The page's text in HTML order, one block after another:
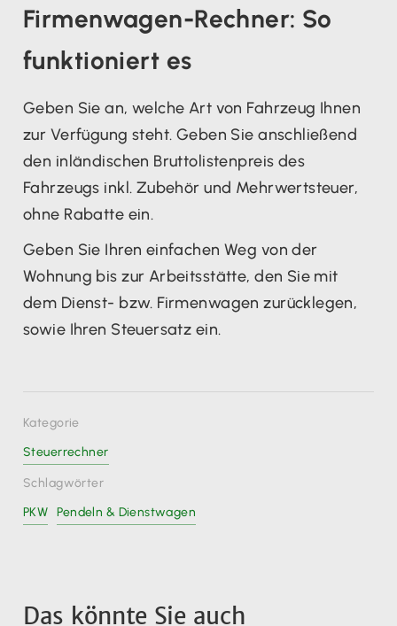
Firmenwagen-Rechner: So
funktioniert es
Geben Sie an, welche Art von Fahrzeug Ihnen
zur Verfügung steht. Geben Sie anschließend
den inländischen Bruttolistenpreis des
Fahrzeugs inkl. Zubehör und Mehrwertsteuer,
ohne Rabatte ein.
Geben Sie Ihren einfachen Weg von der
Wohnung bis zur Arbeitsstätte, den Sie mit
dem Dienst- bzw. Firmenwagen zurücklegen,
sowie Ihren Steuersatz ein.
Kategorie
Steuerrechner
Schlagwörter
PKW
Pendeln & Dienstwagen
Das könnte Sie auch